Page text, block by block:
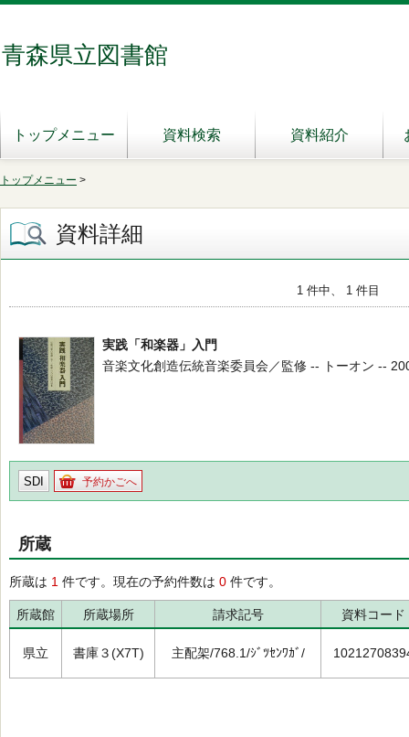
青森県立図書館
トップメニュー 資料検索 資料紹介
トップメニュー >
資料詳細
1 件中、 1 件目
実践「和楽器」入門
音楽文化創造伝統音楽委員会／監修 -- トーオン --
SDI 予約かごへ
所蔵
所蔵は 1 件です。現在の予約件数は 0 件です。
所蔵館 所蔵場所 請求記号 資料コード
県立 書庫３(X7T) 主配架/768.1/ｼﾞﾂｾﾝﾜｶﾞ/